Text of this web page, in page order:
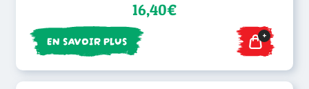
16,40€
EN SAVOIR PLUS +